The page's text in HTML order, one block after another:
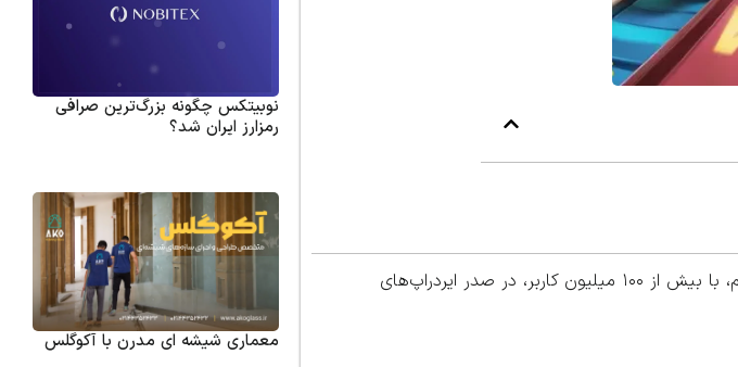
بازی همستر کامبت (Hamster Kombat) یکی از محبوب‌ترین بازی‌های ارز دیجیتال در تلگرام، با بیش از ۱۰۰ میلیون کاربر، در صدر ایردراپ‌های
نوبیتکس چگونه بزرگ‌ترین صرافی
رمزارز ایران شد؟
معماری شیشه ای مدرن با آکوگلس